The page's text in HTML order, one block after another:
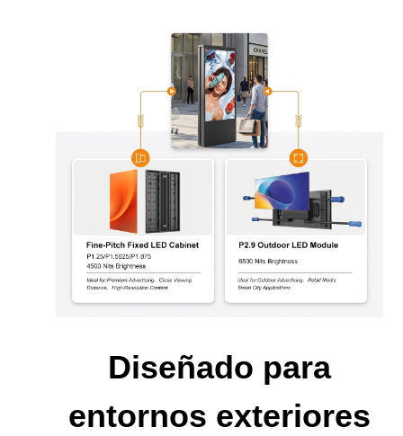
Diseñado para
entornos exteriores